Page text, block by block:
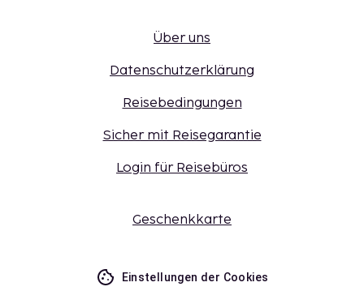
Über uns
Datenschutzerklärung
Reisebedingungen
Sicher mit Reisegarantie
Login für Reisebüros
Geschenkkarte
Einstellungen der Cookies